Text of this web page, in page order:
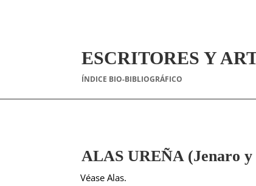
ESCRITORES Y
ÍNDICE BIO-BIBLIOGRÁFICO
ALAS UREÑA (Jenaro y
Véase Alas.